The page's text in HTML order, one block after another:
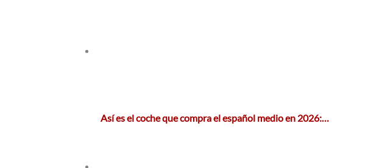
Así es el coche que compra el español medio en 2026:…